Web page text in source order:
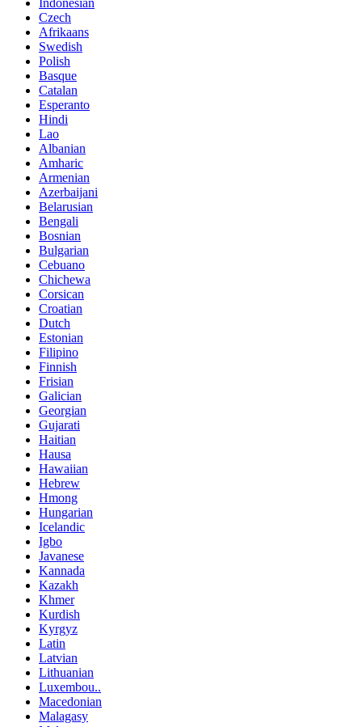
Czech
Afrikaans
Swedish
Polish
Basque
Catalan
Esperanto
Hindi
Lao
Albanian
Amharic
Armenian
Azerbaijani
Belarusian
Bengali
Bosnian
Bulgarian
Cebuano
Chichewa
Corsican
Croatian
Dutch
Estonian
Filipino
Finnish
Frisian
Galician
Georgian
Gujarati
Haitian
Hausa
Hawaiian
Hebrew
Hmong
Hungarian
Icelandic
Igbo
Javanese
Kannada
Kazakh
Khmer
Kurdish
Kyrgyz
Latin
Latvian
Lithuanian
Luxembou..
Macedonian
Malagasy